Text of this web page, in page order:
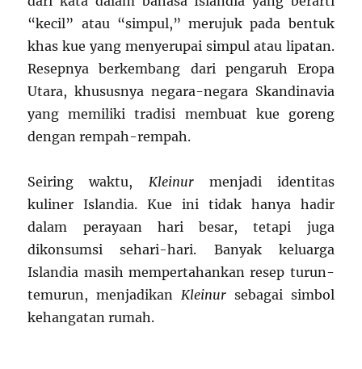
“kecil” atau “simpul,” merujuk pada bentuk
khas kue yang menyerupai simpul atau lipatan.
Resepnya berkembang dari pengaruh Eropa
Utara, khususnya negara-negara Skandinavia
yang memiliki tradisi membuat kue goreng
dengan rempah-rempah.
Seiring waktu, Kleinurmenjadi identitas
kuliner Islandia. Kue ini tidak hanya hadir
dalam perayaan hari besar, tetapi juga
dikonsumsi sehari-hari. Banyak keluarga
Islandia masih mempertahankan resep turun-
temurun, menjadikan Kleinur sebagai simbol
kehangatan rumah.